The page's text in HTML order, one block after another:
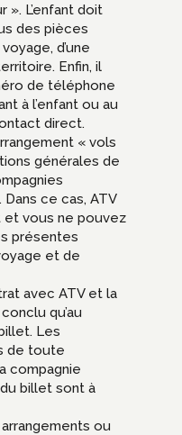
». L’enfant doit
des pièces
d’une
Enfin, il
de téléphone
à l’enfant ou au
direct.
« vols
générales de
Dans ce cas, ATV
et vous ne pouvez
présentes
et de
avec ATV et la
qu’au
Les
de toute
compagnie
du billet sont à
ou